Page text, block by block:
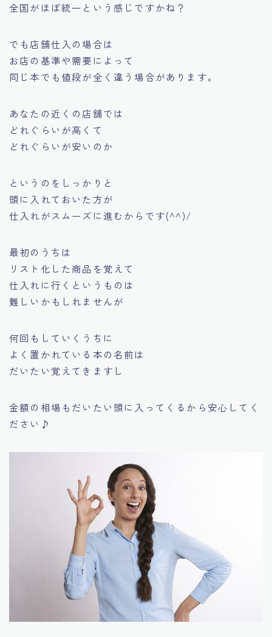
全国がほぼ統一という感じですかね？
でも店舗仕入の場合は
お店の基準や需要によって
同じ本でも値段が全く違う場合があります。
あなたの近くの店舗では
どれぐらいが高くて
どれぐらいが安いのか
というのをしっかりと
頭に入れておいた方が
仕入れがスムーズに進むからです(^^)/
最初のうちは
リスト化した商品を覚えて
仕入れに行くというものは
難しいかもしれませんが
何回もしていくうちに
よく置かれている本の名前は
だいたい覚えてきますし
金額の相場もだいたい頭に入ってくるから安心してく
ださい♪